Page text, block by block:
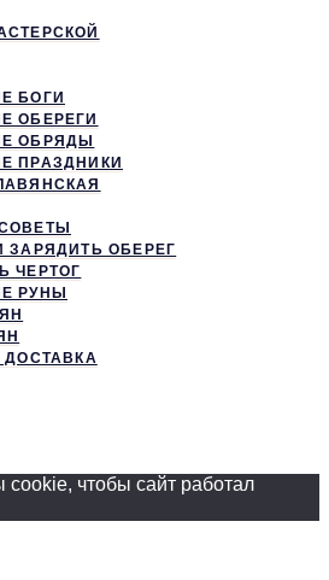
БОГИ
ОБЕРЕГИ
ОБРЯДЫ
ПРАЗДНИКИ
ЗАРЯДИТЬ ОБЕРЕГ
ЧЕРТОГ
РУНЫ
ДОСТАВКА
чтобы сайт работал